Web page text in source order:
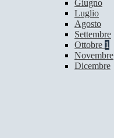
Giugno
Luglio
Agosto
Settembre
Ottobre 1
Novembre
Dicembre